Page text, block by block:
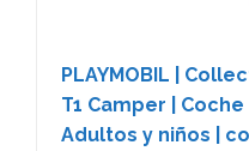
PLAYMOBIL |
T1 Camper |
Adultos y niños |